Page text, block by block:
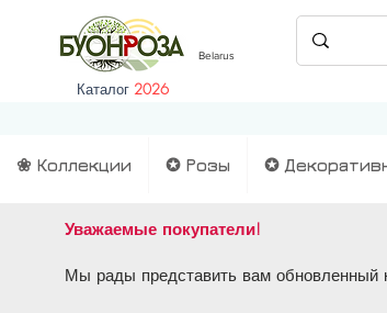
Belarus
Каталог 2026
❀ Коллекции ✪ Розы ✪
Уважаемые покупатели!
Мы рады представить вам обновленный